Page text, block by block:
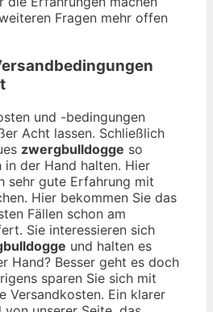
Fragen mehr offen
und -bedingungen
Acht lassen. Schließlich
zwergbulldogge so
der Hand halten. Hier
sehr gute Erfahrung mit
Hier bekommen Sie das
Fällen schon am
Sie interessieren sich
und halten es
Hand? Besser geht es doch
sparen Sie sich mit
Versandkosten. Ein klarer